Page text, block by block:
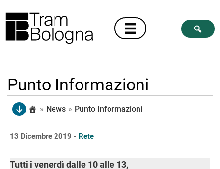
Punto Informazioni
» News » Punto Informazioni
13 Dicembre 2019 - Rete
Tutti i venerdì dalle 10 alle 13,